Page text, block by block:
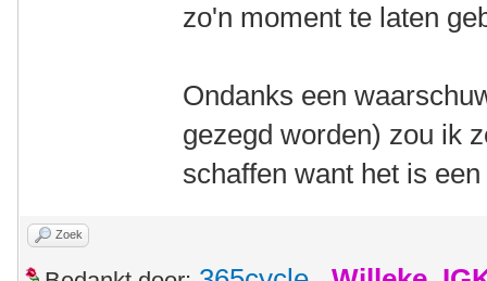
zo'n moment te laten
Ondanks een
gezegd worden) zou ik
schaffen want het is
Zoek